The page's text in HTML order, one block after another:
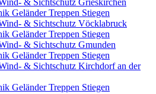
& Sichtschutz Grieskirchen
Geländer Treppen Stiegen
& Sichtschutz Vöcklabruck
Geländer Treppen Stiegen
& Sichtschutz Gmunden
Geländer Treppen Stiegen
& Sichtschutz Kirchdorf an der
Geländer Treppen Stiegen